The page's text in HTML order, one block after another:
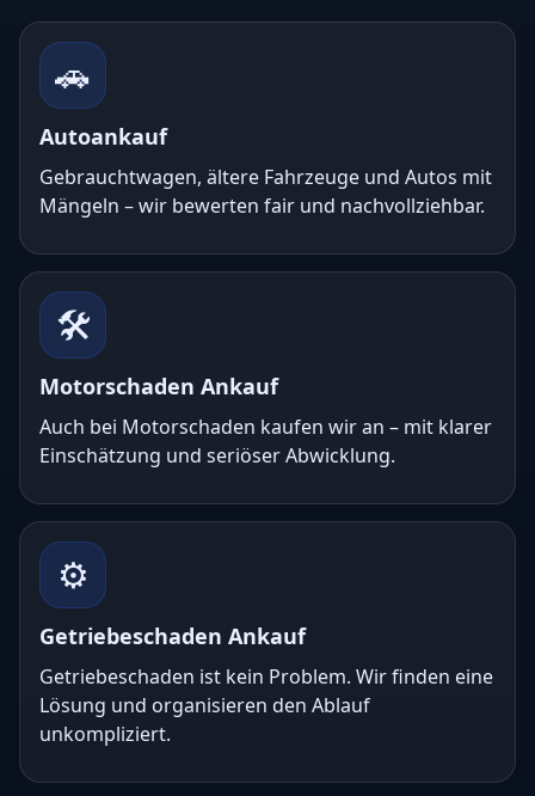
🚗
Autoankauf
Gebrauchtwagen, ältere Fahrzeuge und Autos mit
Mängeln – wir bewerten fair und nachvollziehbar.
🛠️
Motorschaden Ankauf
Auch bei Motorschaden kaufen wir an – mit klarer
Einschätzung und seriöser Abwicklung.
⚙️
Getriebeschaden Ankauf
Getriebeschaden ist kein Problem. Wir finden eine
Lösung und organisieren den Ablauf
unkompliziert.